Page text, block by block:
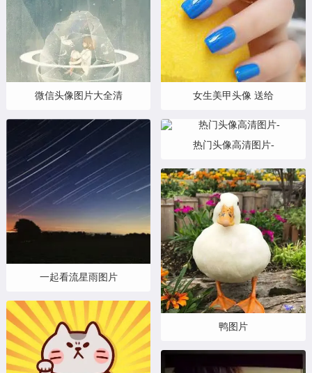
微信头像图片大全清
一起看流星雨图片
女生美甲头像 送给
热门头像高清图片-
鸭图片